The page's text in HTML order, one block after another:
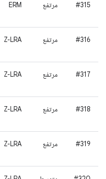
#315 مرتفع ERM
#316 مرتفع Z-LRA
#317 مرتفع Z-LRA
#318 مرتفع Z-LRA
#319 مرتفع Z-LRA